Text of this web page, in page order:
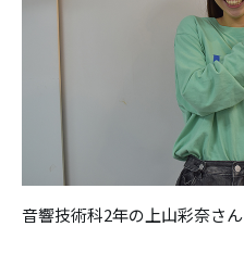
音響技術科2年の上山彩奈さん